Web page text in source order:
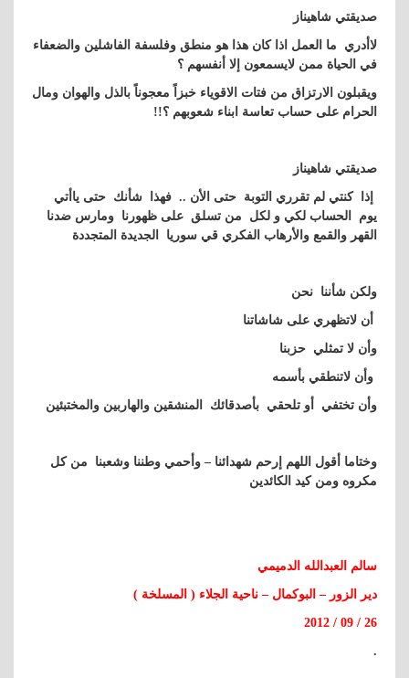
صديقتي شاهيناز
لاأدري ما العمل اذا كان هذا هو منطق وفلسفة الفاشلين والضعفاء
في الحياة ممن لايسمعون إلا أنفسهم ؟
ويقبلون الارتزاق من فتات الاقوياء خبزاً معجوناً بالذل والهوان ومال
الحرام على حساب تعاسة ابناء شعوبهم ؟!!
صديقتي شاهيناز
إذا كنتي لم تقرري التوبة حتى الأن .. فهذا شأنك حتى ياأتي
يوم الحساب لكي و لكل من تسلق على ظهورنا ومارس ضدنا
القهر والقمع والأرهاب الفكري قي سوريا الجديدة المتجددة
ولكن شأننا نحن
أن لاتظهري على شاشاتنا
وأن لا تمثلي حزبنا
وأن لاتنطقي بأسمه
وأن تختفي أو تلحقي بأصدقائك المنشقين والهاربين والمختبئين
وختاما أقول اللهم إرحم شهدائنا – وأحمي وطننا وشعبنا من كل
مكروه ومن كيد الكائدين
سالم العبدالله الدميمي
دير الزور – البوكمال – ناحية الجلاء ( المسلخة )
26 / 09 / 2012
.